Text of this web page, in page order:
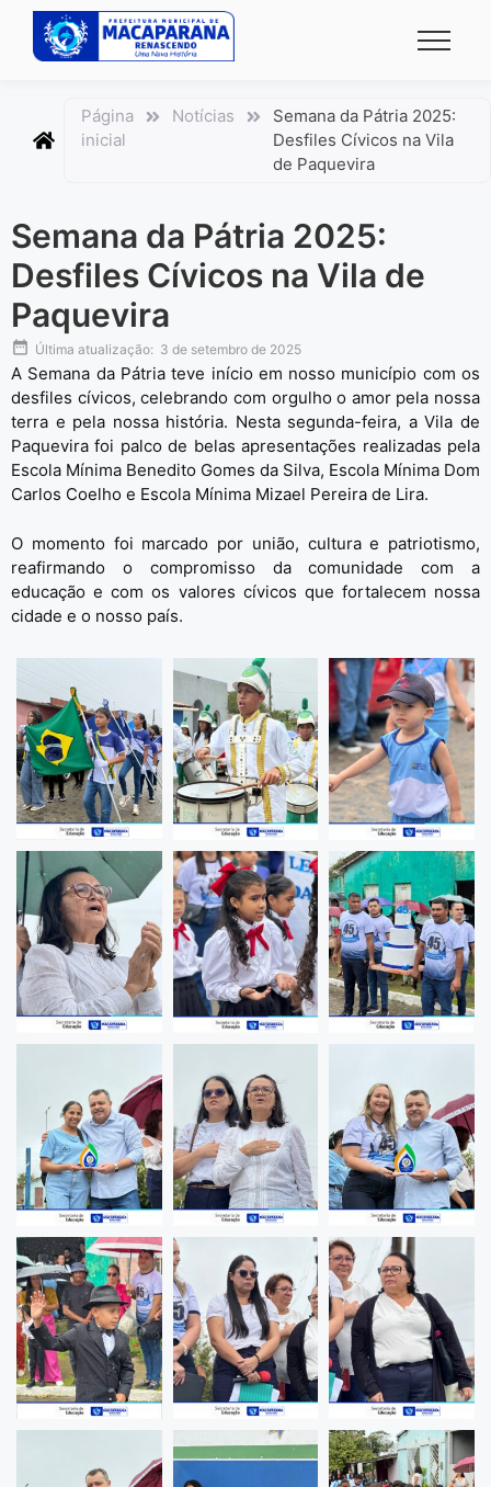
conteúdo
Página
inicial
Notícias
Semana da Pátria 2025:
Desfiles Cívicos na Vila
de Paquevira
Semana da Pátria 2025:
Desfiles Cívicos na Vila de
Paquevira
Última atualização: 3 de setembro de 2025
A Semana da Pátria teve início em nosso município com os
desfiles cívicos, celebrando com orgulho o amor pela nossa
terra e pela nossa história. Nesta segunda-feira, a Vila de
Paquevira foi palco de belas apresentações realizadas pela
Escola Mínima Benedito Gomes da Silva, Escola Mínima Dom
Carlos Coelho e Escola Mínima Mizael Pereira de Lira.
O momento foi marcado por união, cultura e patriotismo,
reafirmando o compromisso da comunidade com a
educação e com os valores cívicos que fortalecem nossa
cidade e o nosso país.